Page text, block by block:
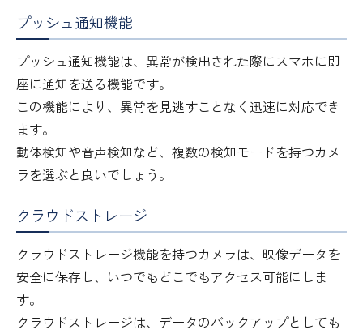
プッシュ通知機能
プッシュ通知機能は、異常が検出された際にスマホに即
座に通知を送る機能です。
この機能により、異常を見逃すことなく迅速に対応でき
ます。
動体検知や音声検知など、複数の検知モードを持つカメ
ラを選ぶと良いでしょう。
クラウドストレージ
クラウドストレージ機能を持つカメラは、映像データを
安全に保存し、いつでもどこでもアクセス可能にしま
す。
クラウドストレージは、データのバックアップとしても